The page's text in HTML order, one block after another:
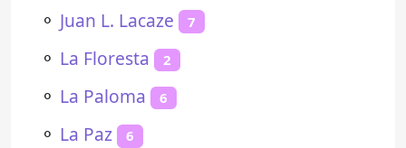
⚬ Juan L. Lacaze 7
⚬ La Floresta 2
⚬ La Paloma 6
⚬ La Paz 6